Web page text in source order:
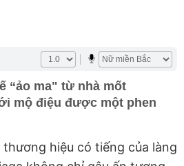
“ảo ma" từ nhà mốt
mộ điệu được một phen
hiệu có tiếng của làng